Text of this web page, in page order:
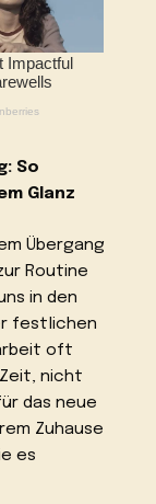
So
Glanz
Übergang
Routine
in den
festlichen
oft
nicht
das neue
Zuhause
es